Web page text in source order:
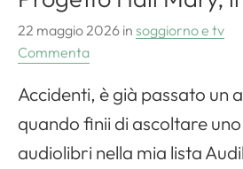
22 maggio 2026 in soggiorno e tv
Commenta
Accidenti, è già passato un
quando finii di ascoltare
audiolibri nella mia lista